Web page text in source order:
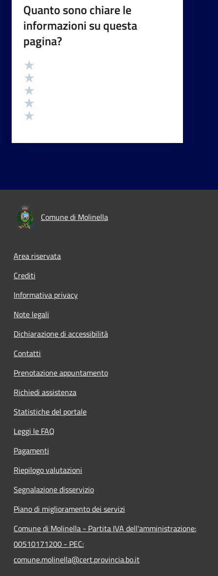
Quanto sono chiare le
informazioni su questa
pagina?
Valutazione
Comune di Molinella
Area riservata
Crediti
Informativa privacy
Note legali
Dichiarazione di accessibilità
Contatti
Prenotazione appuntamento
Richiedi assistenza
Statistiche del portale
Leggi le FAQ
Pagamenti
Riepilogo valutazioni
Segnalazione disservizio
Piano di miglioramento dei servizi
Comune di Molinella - Partita IVA dell'amministrazione:
00510171200 - PEC:
comune.molinella@cert.provincia.bo.it